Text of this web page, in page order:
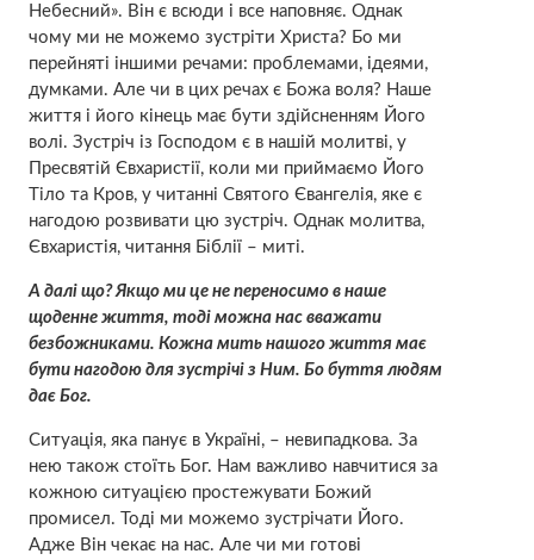
Небесний». Він є всюди і все наповняє. Однак
чому ми не можемо зустріти Христа? Бо ми
перейняті іншими речами: проблемами, ідеями,
думками. Але чи в цих речах є Божа воля? Наше
життя і його кінець має бути здійсненням Його
волі. Зустріч із Господом є в нашій молитві, у
Пресвятій Євхаристії, коли ми приймаємо Його
Тіло та Кров, у читанні Святого Євангелія, яке є
нагодою розвивати цю зустріч. Однак молитва,
Євхаристія, читання Біблії – миті.
А далі що? Якщо ми це не переносимо в наше
щоденне життя, тоді можна нас вважати
безбожниками. Кожна мить нашого життя має
бути нагодою для зустрічі з Ним. Бо буття людям
дає Бог.
Ситуація, яка панує в Україні, – невипадкова. За
нею також стоїть Бог. Нам важливо навчитися за
кожною ситуацією простежувати Божий
промисел. Тоді ми можемо зустрічати Його.
Адже Він чекає на нас. Але чи ми готові